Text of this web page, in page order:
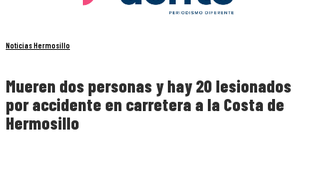
Noticias Hermosillo
Mueren dos personas y hay 20 lesionados
por accidente en carretera a la Costa de
Hermosillo